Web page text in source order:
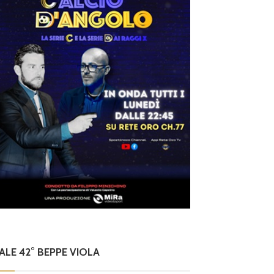
42° BEPPE VIOLA